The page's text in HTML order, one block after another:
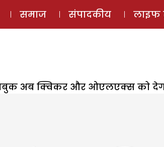
समाज संपादकीय लाइफ
अब क्विकर और ओएलएक्स को